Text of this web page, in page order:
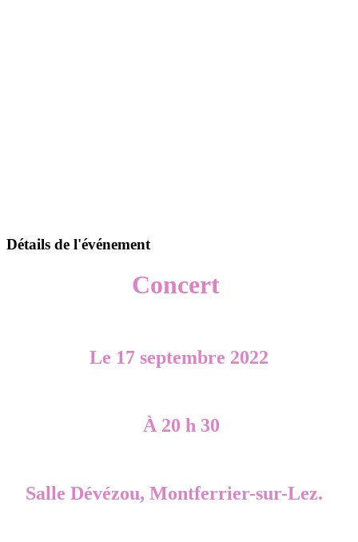
Détails de l'événement
Concert
Le 17 septembre 2022
À 20 h 30
Salle Dévézou, Montferrier-sur-Lez.